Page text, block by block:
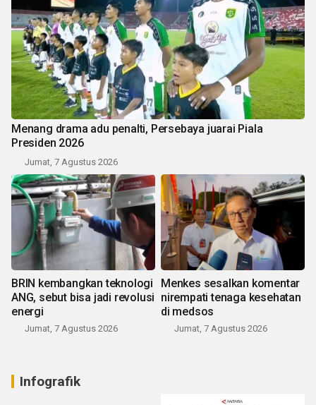
Menang drama adu penalti, Persebaya juarai Piala
Presiden 2026
Jumat, 7 Agustus 2026
BRIN kembangkan teknologi
ANG, sebut bisa jadi revolusi
energi
Jumat, 7 Agustus 2026
Menkes sesalkan komentar
nirempati tenaga kesehatan
di medsos
Jumat, 7 Agustus 2026
Infografik